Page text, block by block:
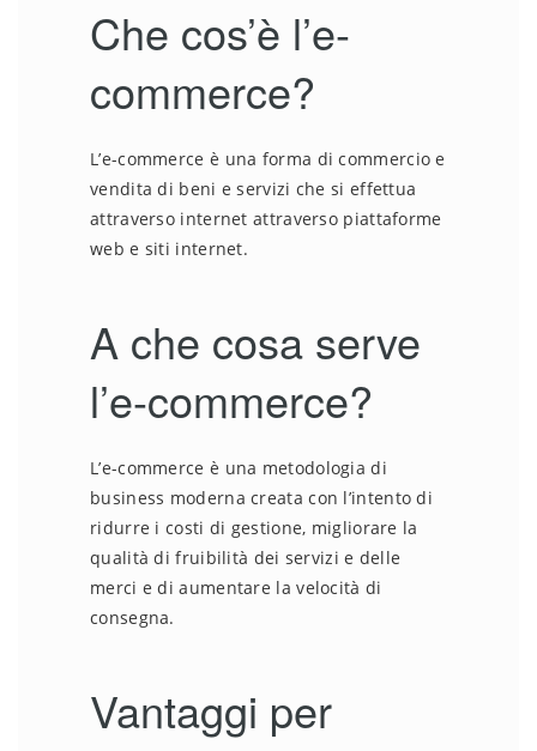
Che cos’è l’e-
commerce?
L’e-commerce è una forma di commercio e
vendita di beni e servizi che si effettua
attraverso internet attraverso piattaforme
web e siti internet.
A che cosa serve
l’e-commerce?
L’e-commerce è una metodologia di
business moderna creata con l’intento di
ridurre i costi di gestione, migliorare la
qualità di fruibilità dei servizi e delle
merci e di aumentare la velocità di
consegna.
Vantaggi per